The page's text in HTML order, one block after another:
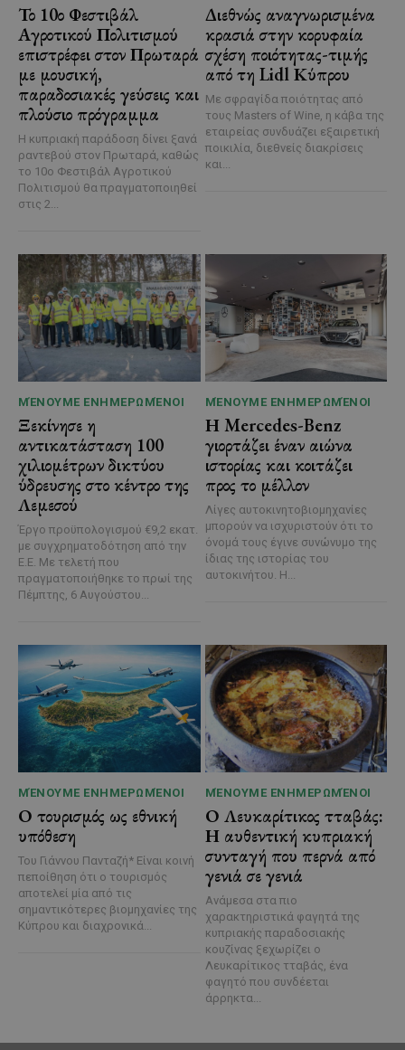
Το 10ο Φεστιβάλ
Αγροτικού Πολιτισμού
επιστρέφει στον Πρωταρά
με μουσική,
παραδοσιακές γεύσεις και
πλούσιο πρόγραμμα
Η κυπριακή παράδοση δίνει ξανά
ραντεβού στον Πρωταρά, καθώς
το 10ο Φεστιβάλ Αγροτικού
Πολιτισμού θα πραγματοποιηθεί
στις 2...
Διεθνώς αναγνωρισμένα
κρασιά στην κορυφαία
σχέση ποιότητας-τιμής
από τη Lidl Κύπρου
Με σφραγίδα ποιότητας από
τους Masters of Wine, η κάβα της
εταιρείας συνδυάζει εξαιρετική
ποικιλία, διεθνείς διακρίσεις
και...
ΜΈΝΟΥΜΕ ΕΝΗΜΕΡΩΜΈΝΟΙ
Ξεκίνησε η
αντικατάσταση 100
χιλιομέτρων δικτύου
ύδρευσης στο κέντρο της
Λεμεσού
Έργο προϋπολογισμού €9,2 εκατ.
με συγχρηματοδότηση από την
Ε.Ε. Με τελετή που
πραγματοποιήθηκε το πρωί της
Πέμπτης, 6 Αυγούστου...
ΜΈΝΟΥΜΕ ΕΝΗΜΕΡΩΜΈΝΟΙ
Η Mercedes-Benz
γιορτάζει έναν αιώνα
ιστορίας και κοιτάζει
προς το μέλλον
Λίγες αυτοκινητοβιομηχανίες
μπορούν να ισχυριστούν ότι το
όνομά τους έγινε συνώνυμο της
ίδιας της ιστορίας του
αυτοκινήτου. Η...
ΜΈΝΟΥΜΕ ΕΝΗΜΕΡΩΜΈΝΟΙ
Ο τουρισμός ως εθνική
υπόθεση
Του Γιάννου Πανταζή* Είναι κοινή
πεποίθηση ότι ο τουρισμός
αποτελεί μία από τις
σημαντικότερες βιομηχανίες της
Κύπρου και διαχρονικά...
ΜΈΝΟΥΜΕ ΕΝΗΜΕΡΩΜΈΝΟΙ
Ο Λευκαρίτικος τταβάς:
Η αυθεντική κυπριακή
συνταγή που περνά από
γενιά σε γενιά
Ανάμεσα στα πιο
χαρακτηριστικά φαγητά της
κυπριακής παραδοσιακής
κουζίνας ξεχωρίζει ο
Λευκαρίτικος τταβάς, ένα
φαγητό που συνδέεται
άρρηκτα...